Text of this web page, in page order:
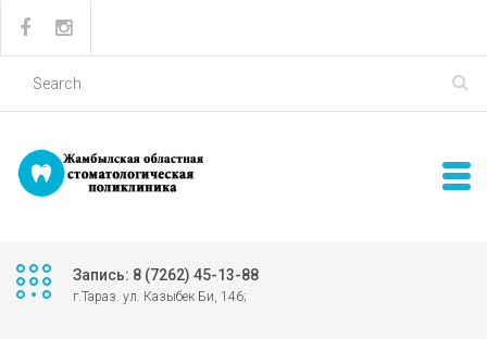
Запись: 8 (7262) 45-13-88
г.Тараз. ул. Казыбек Би, 146;